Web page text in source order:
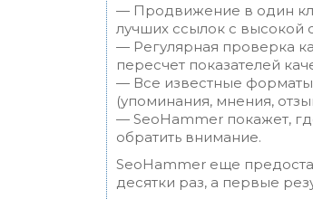
— Продвижение в один
лучших ссылок с высокой
— Регулярная проверка
пересчет показателей
— Все известные
(упоминания, мнения,
— SeoHammer покажет,
обратить внимание.
SeoHammer еще
десятки раз, а первые